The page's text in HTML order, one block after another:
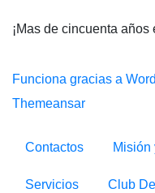
¡Mas de cincuenta
Funciona gracias a
Themeansar
Contactos Misión
Servicios Club